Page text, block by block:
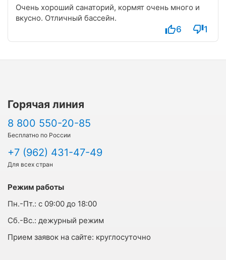
Очень хороший санаторий, кормят очень много и
вкусно. Отличный бассейн.
6 1
Горячая линия
8 800 550-20-85
Бесплатно по России
+7 (962) 431-47-49
Для всех стран
Режим работы
Пн.-Пт.: с 09:00 до 18:00
Cб.-Вс.: дежурный режим
Прием заявок на сайте: круглосуточно